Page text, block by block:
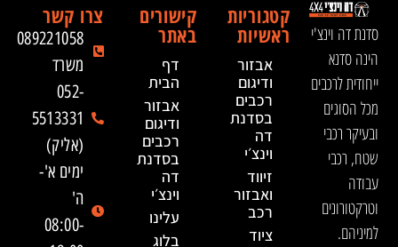
סדנת דה וינצ'י
הינה סדנא
ייחודית לרכבים
מכל הסוגים
ובעיקר רכבי
שטח, רכבי
עבודה
וטרקטורונים
למיניהם.
קטגוריות
ראשיות
אבזור
ודיגום
רכבים
בסדנת
דה
וינצ׳י
זיווד
ואבזור
רכב
ציוד
קישורים
באתר
דף
הבית
אבזור
ודיגום
רכבים
בסדנת
דה
וינצ׳י
עלינו
בלוג
צרו קשר
089221058
משרד
052-
5513331
(אליק)
ימים א'-
ה'
08:00-